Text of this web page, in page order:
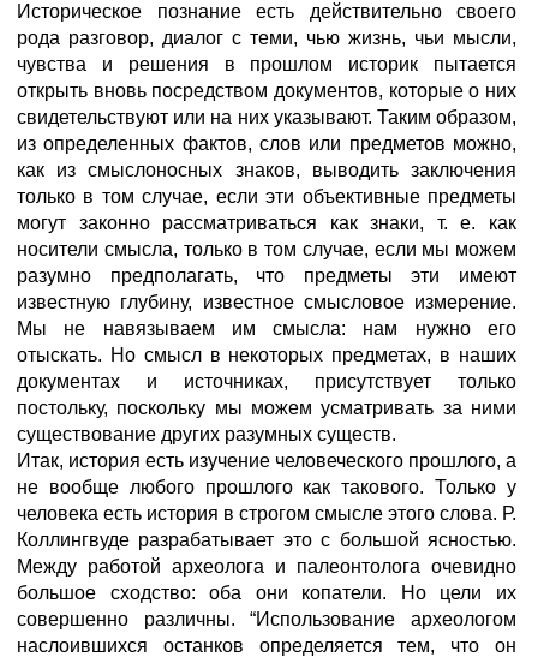
Историческое познание eсть действительно своего
рода разговор, диалог с теми, чью жизнь, чьи мысли,
чувства и решения в прошлом историк пытается
открыть вновь посредством документов, которые о них
свидетельствуют или на них указывают. Таким образом,
из определенных фактов, слов или предметов можно,
как из смыслоносных знаков, выводить заключения
только в том случае, если эти объективные предметы
могут законно рассматриваться как знаки, т. е. как
носители смысла, только в том случае, если мы можем
разумно предполагать, что предметы эти имеют
известную глубину, известное смысловое измерение.
Мы не навязываем им смысла: нам нужно его
отыскать. Но смысл в некоторых предметах, в наших
документах и источниках, присутствует только
постольку, поскольку мы можем усматривать за ними
существование других разумных существ.
Итак, история есть изучение человеческого прошлого, а
не вообще любого прошлого как такового. Только у
человека есть история в строгом смысле этого слова. Р.
Коллингвудe разрабатывает это с большой ясностью.
Между работой археолога и палеонтолога очевидно
большое сходство: оба они копатели. Но цели их
совершенно различны. “Использование археологом
наслоившихся останков определяется тем, что он